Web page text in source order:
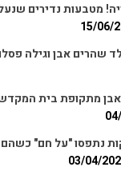
מטבעות נדירים
15/06/
אבן וגילה פסלון קדום
אבן מתקופת בית
נתפסו "על חם"
03/04/